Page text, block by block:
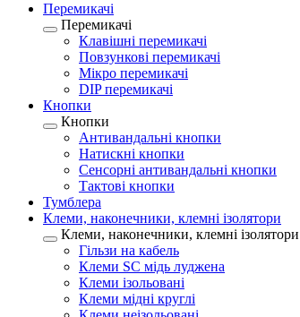
Перемикачі
Перемикачі
Клавішні перемикачі
Повзункові перемикачі
Мікро перемикачі
DIP перемикачі
Кнопки
Кнопки
Антивандальні кнопки
Натискні кнопки
Сенсорні антивандальні кнопки
Тактові кнопки
Тумблера
Клеми, наконечники, клемні ізолятори
Клеми, наконечники, клемні ізолятори
Гільзи на кабель
Клеми SC мідь луджена
Клеми ізольовані
Клеми мідні круглі